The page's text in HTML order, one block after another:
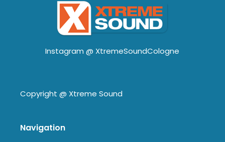
Instagram @ XtremeSoundCologne
Copyright @ Xtreme Sound
Navigation